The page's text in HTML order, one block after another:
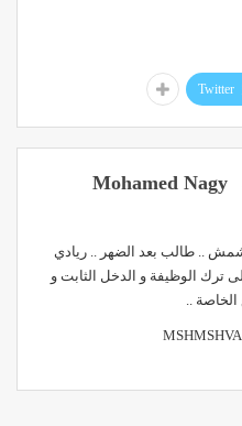
Twitter
Mohamed Nagy
.. طالب بعد الضهر .. ريادي
ترك الوظيفة و الدخل الثابت و
الخاصة ..